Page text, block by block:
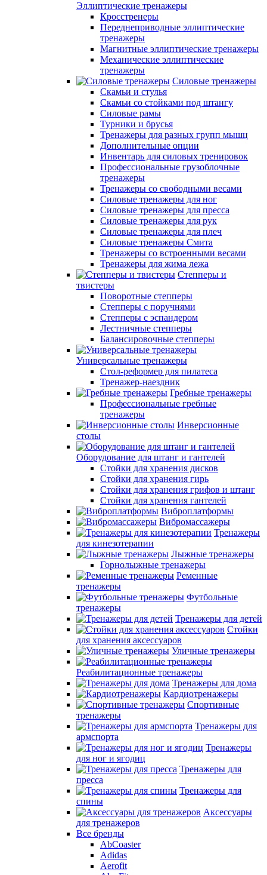
Эллиптические тренажеры
Кросстренеры
Переднеприводные эллиптические
тренажеры
Магнитные эллиптические тренажеры
Механические эллиптические
тренажеры
Силовые тренажеры
Скамьи и стулья
Скамьи со стойками под штангу
Силовые рамы
Турники и брусья
Тренажеры для разных групп мышц
Дополнительные опции
Инвентарь для силовых тренировок
Профессиональные грузоблочные
тренажеры
Тренажеры со свободными весами
Силовые тренажеры для ног
Силовые тренажеры для пресса
Силовые тренажеры для рук
Силовые тренажеры для плеч
Силовые тренажеры Смита
Тренажеры со встроенными весами
Тренажеры для жима лежа
Степперы и
твистеры
Поворотные степперы
Степперы с поручнями
Степперы с эспандером
Лестничные степперы
Балансировочные степперы
Универсальные тренажеры
Стол-реформер для пилатеса
Тренажер-наездник
Гребные тренажеры
Профессиональные гребные
тренажеры
Инверсионные
столы
Оборудование для штанг и гантелей
Стойки для хранения дисков
Стойки для хранения гирь
Стойки для хранения грифов и штанг
Стойки для хранения гантелей
Виброплатформы
Вибромассажеры
Тренажеры
для кинезотерапии
Лыжные тренажеры
Горнолыжные тренажеры
Ременные
тренажеры
Футбольные
тренажеры
Тренажеры для детей
Стойки
для хранения аксессуаров
Уличные тренажеры
Реабилитационные тренажеры
Тренажеры для дома
Кардиотренажеры
Спортивные
тренажеры
Тренажеры для
армспорта
Тренажеры
для ног и ягодиц
Тренажеры для
пресса
Тренажеры для
спины
Аксессуары
для тренажеров
Все бренды
AbCoaster
Adidas
Aerofit